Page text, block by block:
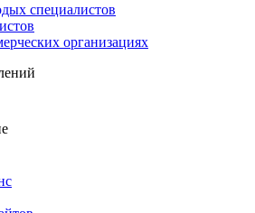
специалистов
организациях